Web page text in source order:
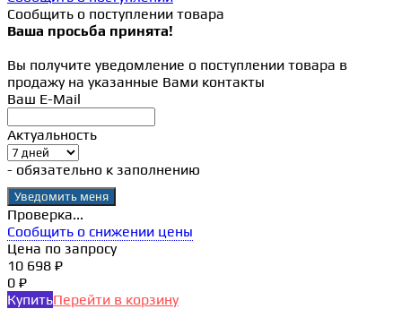
Сообщить о поступлении товара
Ваша просьба принята!
Вы получите уведомление о поступлении товара в
продажу на указанные Вами контакты
Ваш E-Mail
Актуальность
- обязательно к заполнению
Проверка...
Сообщить о снижении цены
Цена по запросу
10 698 ₽
0 ₽
КупитьПерейти в корзину